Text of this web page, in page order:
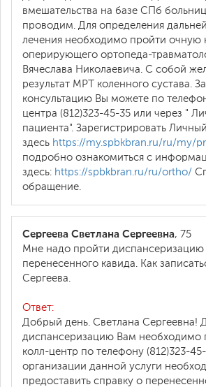
вмешательства на базе СПб
проводим. Для определения
лечения необходимо пройти очную
оперирующего ортопеда-
Вячеслава Николаевича. С собой
результат МРТ коленного сустава.
консультацию Вы можете по
центра (812)323-45-35 или через "
пациента". Зарегистрировать
здесь https://my.spbkbran.ru/ru/my/
подробно ознакомиться с
здесь: https://spbkbran.ru/ru/ortho/
обращение.
Сергеева Светлана Сергеевна, 75
Мне надо пройти диспансеризацию
перенесенного кавида. Как
Сергеева.
Ответ:
Добрый день. Светлана Сергеевна!
диспансеризацию Вам необходимо
колл-центр по телефону (812)323-
организации данной услуги
предоставить справку о